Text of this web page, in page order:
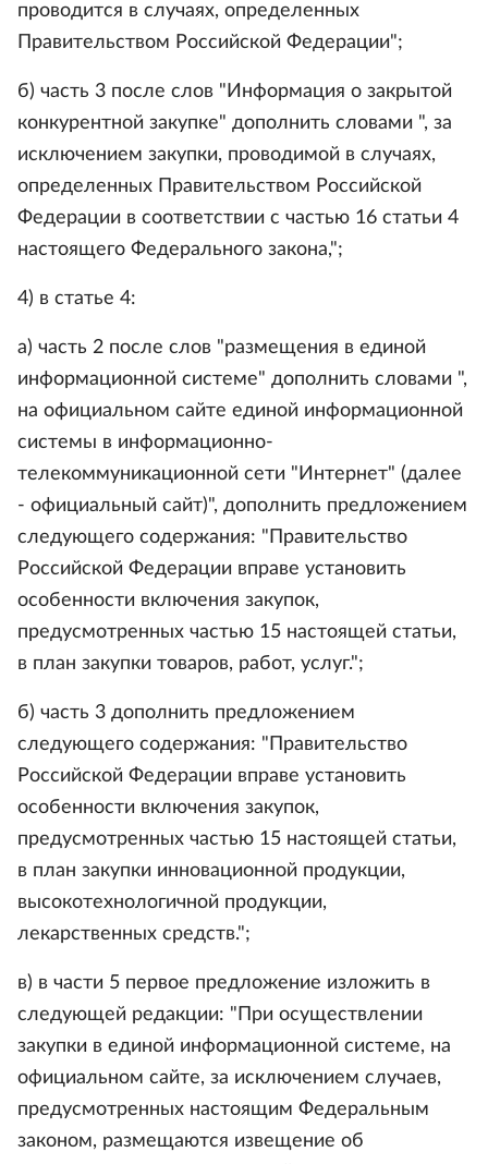
проводится в случаях, определенных
Правительством Российской Федерации";
б) часть 3 после слов "Информация о закрытой
конкурентной закупке" дополнить словами ", за
исключением закупки, проводимой в случаях,
определенных Правительством Российской
Федерации в соответствии с частью 16 статьи 4
настоящего Федерального закона,";
4) в статье 4:
а) часть 2 после слов "размещения в единой
информационной системе" дополнить словами ",
на официальном сайте единой информационной
системы в информационно-
телекоммуникационной сети "Интернет" (далее
- официальный сайт)", дополнить предложением
следующего содержания: "Правительство
Российской Федерации вправе установить
особенности включения закупок,
предусмотренных частью 15 настоящей статьи,
в план закупки товаров, работ, услуг.";
б) часть 3 дополнить предложением
следующего содержания: "Правительство
Российской Федерации вправе установить
особенности включения закупок,
предусмотренных частью 15 настоящей статьи,
в план закупки инновационной продукции,
высокотехнологичной продукции,
лекарственных средств.";
в) в части 5 первое предложение изложить в
следующей редакции: "При осуществлении
закупки в единой информационной системе, на
официальном сайте, за исключением случаев,
предусмотренных настоящим Федеральным
законом, размещаются извещение об